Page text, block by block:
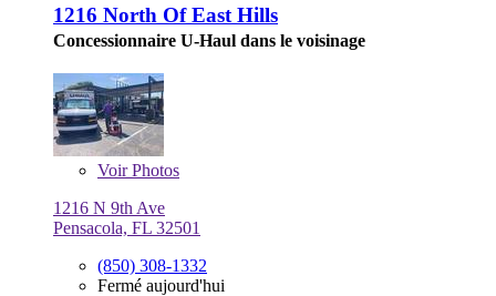
1216 North Of East Hills
Concessionnaire U-Haul dans le voisinage
VoirPhotos
1216 N 9th Ave
Pensacola, FL 32501
(850) 308-1332
Fermé aujourd'hui